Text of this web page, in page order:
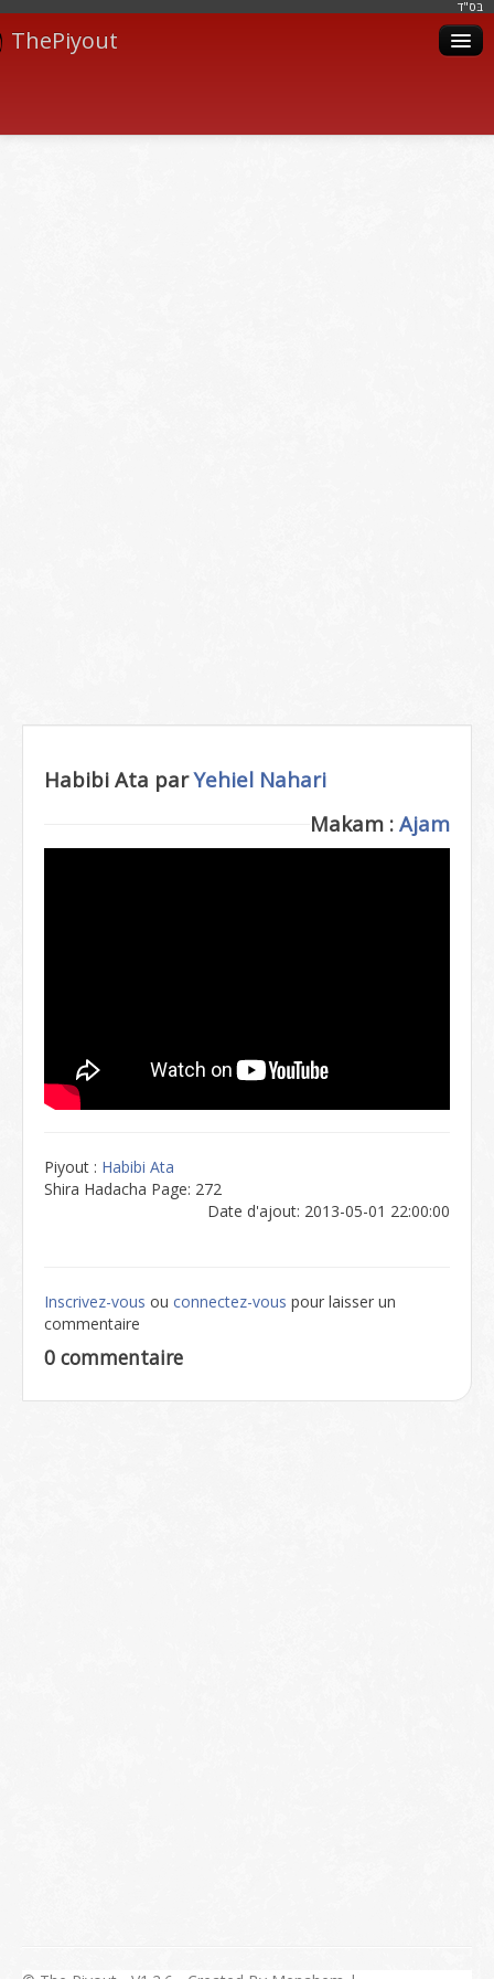
בּס"ד
ThePiyout
Habibi Ata parYehiel Nahari
Makam : Ajam
Piyout : Habibi Ata
Shira Hadacha Page: 272
Date d'ajout: 2013-05-01 22:00:00
Inscrivez-vous ou connectez-vous pour laisser un
commentaire
0 commentaire